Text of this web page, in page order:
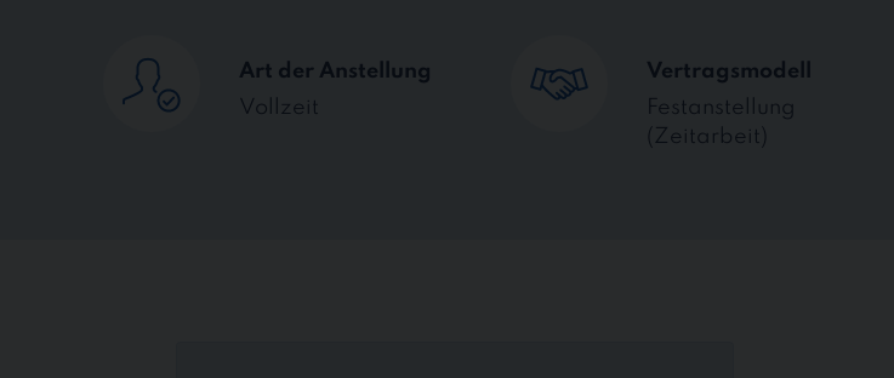
Art der Anstellung
Vollzeit
Vertragsmodell
Festanstellung
(Zeitarbeit)